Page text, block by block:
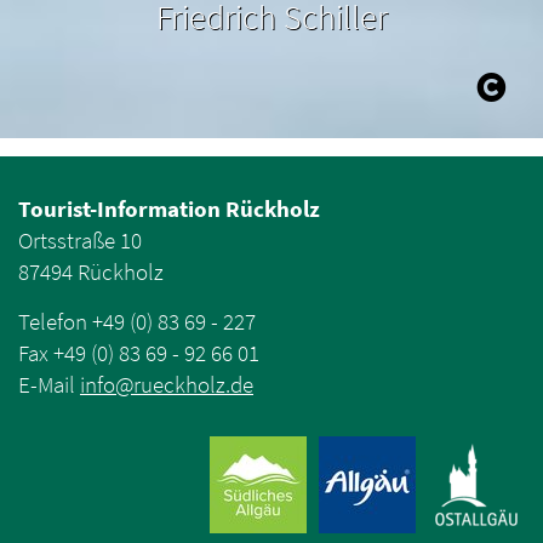
Friedrich Schiller
Tourist-Information Rückholz
Ortsstraße 10
87494 Rückholz
Telefon +49 (0) 83 69 - 227
Fax +49 (0) 83 69 - 92 66 01
E-Mail info@rueckholz.de